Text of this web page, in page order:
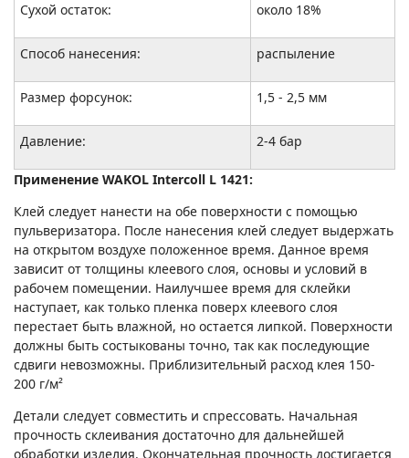
Сухой остаток: около 18%
Способ нанесения: распыление
Размер форсунок: 1,5 - 2,5 мм
Давление: 2-4 бар
Применение WAKOL Intercoll L 1421:
Клей следует нанести на обе поверхности с помощью
пульверизатора. После нанесения клей следует выдержать
на открытом воздухе положенное время. Данное время
зависит от толщины клеевого слоя, основы и условий в
рабочем помещении. Наилучшее время для склейки
наступает, как только пленка поверх клеевого слоя
перестает быть влажной, но остается липкой. Поверхности
должны быть состыкованы точно, так как последующие
сдвиги невозможны. Приблизительный расход клея 150-
200 г/м²
Детали следует совместить и спрессовать. Начальная
прочность склеивания достаточно для дальнейшей
обработки изделия. Окончательная прочность достигается